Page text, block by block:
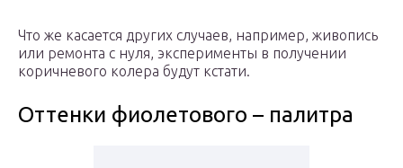
Что же касается других случаев, например, живопись
или ремонта с нуля, эксперименты в получении
коричневого колера будут кстати.
Оттенки фиолетового – палитра